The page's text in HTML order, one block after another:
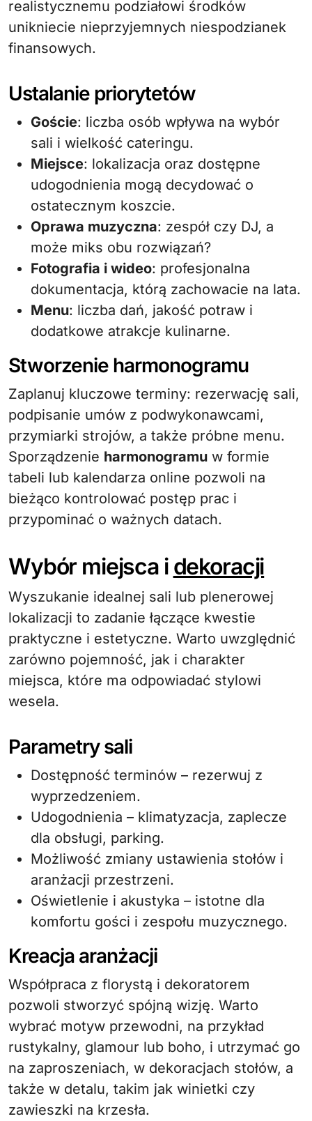
realistycznemu podziałowi środków
unikniecie nieprzyjemnych niespodzianek
finansowych.
Ustalanie priorytetów
Goście: liczba osób wpływa na wybór
sali i wielkość cateringu.
Miejsce: lokalizacja oraz dostępne
udogodnienia mogą decydować o
ostatecznym koszcie.
Oprawa muzyczna: zespół czy DJ, a
może miks obu rozwiązań?
Fotografia i wideo: profesjonalna
dokumentacja, którą zachowacie na lata.
Menu: liczba dań, jakość potraw i
dodatkowe atrakcje kulinarne.
Stworzenie harmonogramu
Zaplanuj kluczowe terminy: rezerwację sali,
podpisanie umów z podwykonawcami,
przymiarki strojów, a także próbne menu.
Sporządzenie harmonogramu w formie
tabeli lub kalendarza online pozwoli na
bieżąco kontrolować postęp prac i
przypominać o ważnych datach.
Wybór miejsca i dekoracji
Wyszukanie idealnej sali lub plenerowej
lokalizacji to zadanie łączące kwestie
praktyczne i estetyczne. Warto uwzględnić
zarówno pojemność, jak i charakter
miejsca, które ma odpowiadać stylowi
wesela.
Parametry sali
Dostępność terminów – rezerwuj z
wyprzedzeniem.
Udogodnienia – klimatyzacja, zaplecze
dla obsługi, parking.
Możliwość zmiany ustawienia stołów i
aranżacji przestrzeni.
Oświetlenie i akustyka – istotne dla
komfortu gości i zespołu muzycznego.
Kreacja aranżacji
Współpraca z florystą i dekoratorem
pozwoli stworzyć spójną wizję. Warto
wybrać motyw przewodni, na przykład
rustykalny, glamour lub boho, i utrzymać go
na zaproszeniach, w dekoracjach stołów, a
także w detalu, takim jak winietki czy
zawieszki na krzesła.